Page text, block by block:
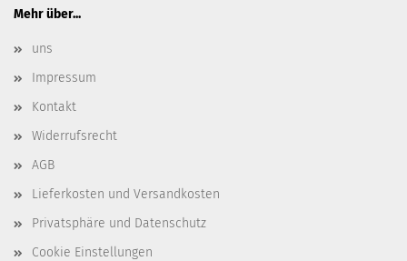
Mehr über...
uns
Impressum
Kontakt
Widerrufsrecht
AGB
Lieferkosten und Versandkosten
Privatsphäre und Datenschutz
Cookie Einstellungen